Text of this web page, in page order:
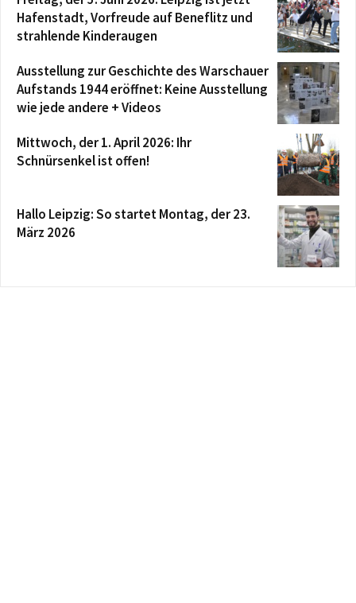
Hafenstadt, Vorfreude auf Beneflitz und
strahlende Kinderaugen
Ausstellung zur Geschichte des Warschauer
Aufstands 1944 eröffnet: Keine Ausstellung
wie jede andere + Videos
Mittwoch, der 1. April 2026: Ihr
Schnürsenkel ist offen!
Hallo Leipzig: So startet Montag, der 23.
März 2026